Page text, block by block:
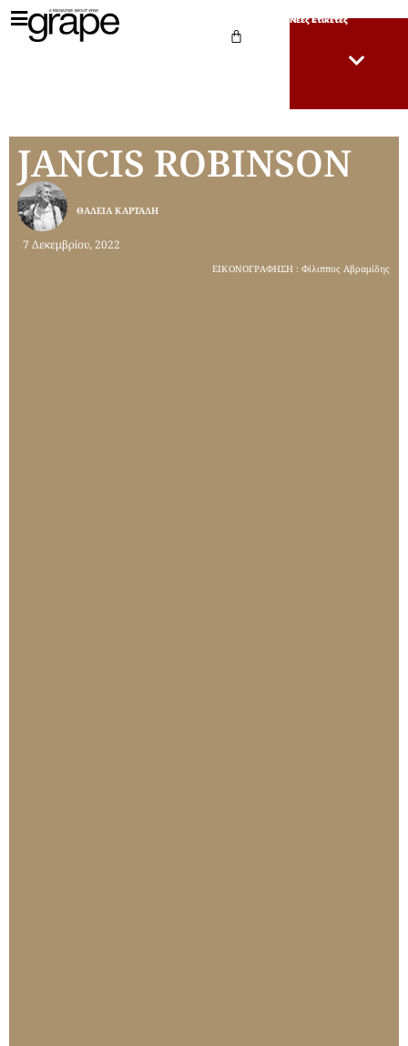
Νέες Ετικέτες
JANCIS ROBINSON
7 Δεκεμβρίου, 2022
ΘΆΛΕΙΑ ΚΑΡΤΆΛΗ
ΕΙΚΟΝΟΓΡΑΦΗΣΗ : Φίλιππος Αβραμίδης